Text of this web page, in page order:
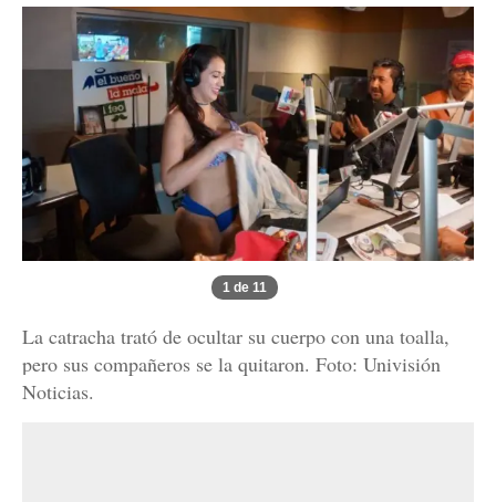
1 de 11
La catracha trató de ocultar su cuerpo con una toalla,
pero sus compañeros se la quitaron. Foto: Univisión
Noticias.